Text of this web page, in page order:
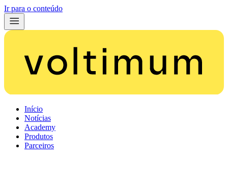
Ir para o conteúdo
Início
Notícias
Academy
Produtos
Parceiros